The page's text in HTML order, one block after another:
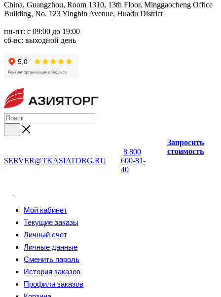
China, Guangzhou, Room 1310, 13th Floor, Minggaocheng Office
Building, No. 123 Yingbin Avenue, Huadu District
пн-пт: с 09:00 до 19:00
сб-вс: выходной день
SERVER@TKASIATORG.RU
8 800
600-81-
40
Запросить
стоимость
Мой кабинет
Текущие заказы
Личный счет
Личные данные
Сменить пароль
История заказов
Профили заказов